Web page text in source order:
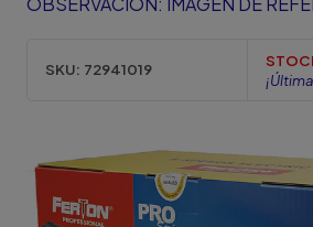
SKU: 72941019